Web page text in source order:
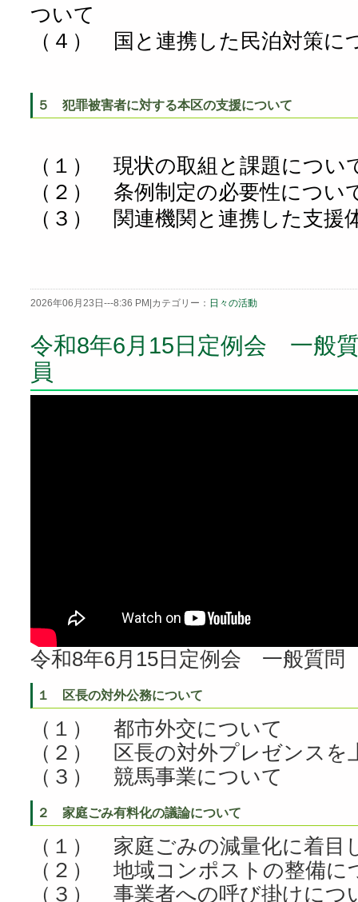
ついて
（４） 国と連携した民泊対策に
５ 犯罪被害者に対する本区の支援について
（１） 現状の取組と課題につい
（２） 条例制定の必要性につい
（３） 関連機関と連携した支援
2026年06月23日---8:36 PM|カテゴリー： 日々の活動
令和8年6月15日定例会 一
員
令和8年6月15日定例会 一般質
１ 区長の対外公務について
（１） 都市外交について
（２） 区長の対外プレゼンスを
（３） 競馬事業について
２ 家庭ごみ有料化の議論について
（１） 家庭ごみの減量化に着目
（２） 地域コンポストの整備に
（３） 事業者への呼び掛けにつ